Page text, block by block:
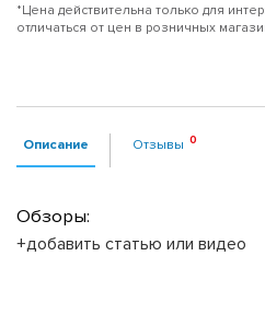
*Цена действительна только для
отличаться от цен в розничных
Описание Отзывы
Обзоры:
+добавить статью или видео